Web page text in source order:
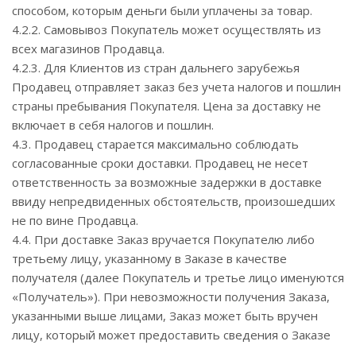
способом, которым деньги были уплачены за товар.
4.2.2. Самовывоз Покупатель может осуществлять из
всех магазинов Продавца.
4.2.3. Для Клиентов из стран дальнего зарубежья
Продавец отправляет заказ без учета налогов и пошлин
страны пребывания Покупателя. Цена за доставку не
включает в себя налогов и пошлин.
4.3. Продавец старается максимально соблюдать
согласованные сроки доставки. Продавец не несет
ответственность за возможные задержки в доставке
ввиду непредвиденных обстоятельств, произошедших
не по вине Продавца.
4.4. При доставке Заказ вручается Покупателю либо
третьему лицу, указанному в Заказе в качестве
получателя (далее Покупатель и третье лицо именуются
«Получатель»). При невозможности получения Заказа,
указанными выше лицами, Заказ может быть вручен
лицу, который может предоставить сведения о Заказе